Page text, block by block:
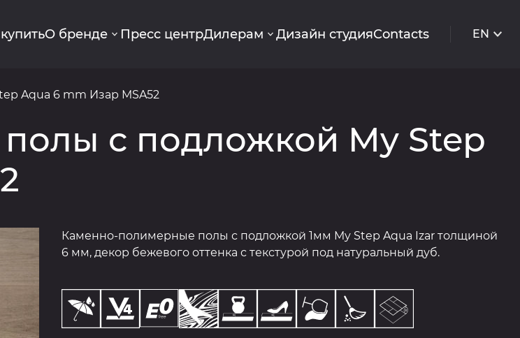
О бренде Пресс центрДилерам Дизайн студияContacts EN
Aqua 6 mm Изар MSA52
с подложкой My Step
Каменно-полимерные полы с подложкой 1мм My Step Aqua Izar толщиной
6 мм, декор бежевого оттенка с текстурой под натуральный дуб.